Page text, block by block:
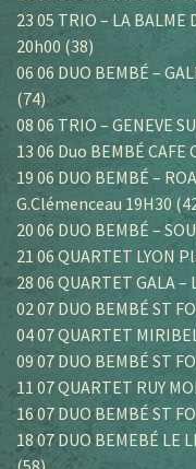
23 05 TRIO – LA BALME
20h00 (38)
06 06 DUO BEMBÉ –
(74)
08 06 TRIO – GENEVE
13 06 Duo BEMBÉ
19 06 DUO BEMBÉ –
G.Clémenceau 19H30
20 06 DUO BEMBÉ –
21 06 QUARTET LYON
28 06 QUARTET GALA –
02 07 DUO BEMBÉ ST
04 07 QUARTET
09 07 DUO BEMBÉ ST
11 07 QUARTET RUY
16 07 DUO BEMBÉ ST
18 07 DUO BEMEBÉ LE